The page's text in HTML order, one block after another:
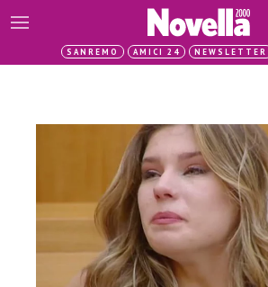
SANREMO AMICI 24 NEWSLETTER